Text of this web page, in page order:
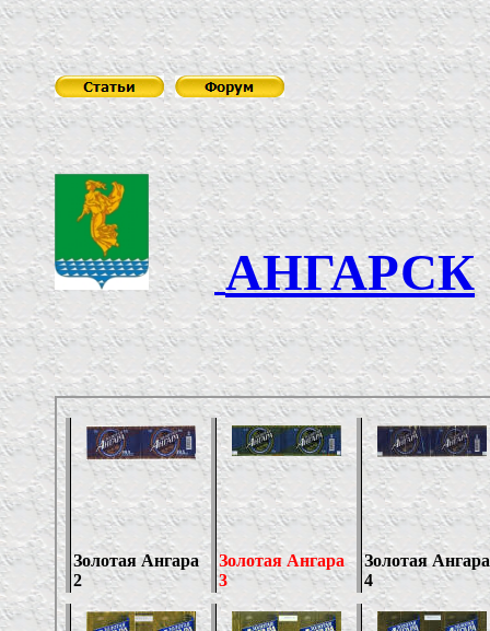
АНГАРСК
Филиал